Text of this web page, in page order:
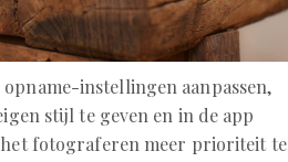
instellingen aanpassen,
stijl te geven en in de app
het fotograferen meer prioriteit te